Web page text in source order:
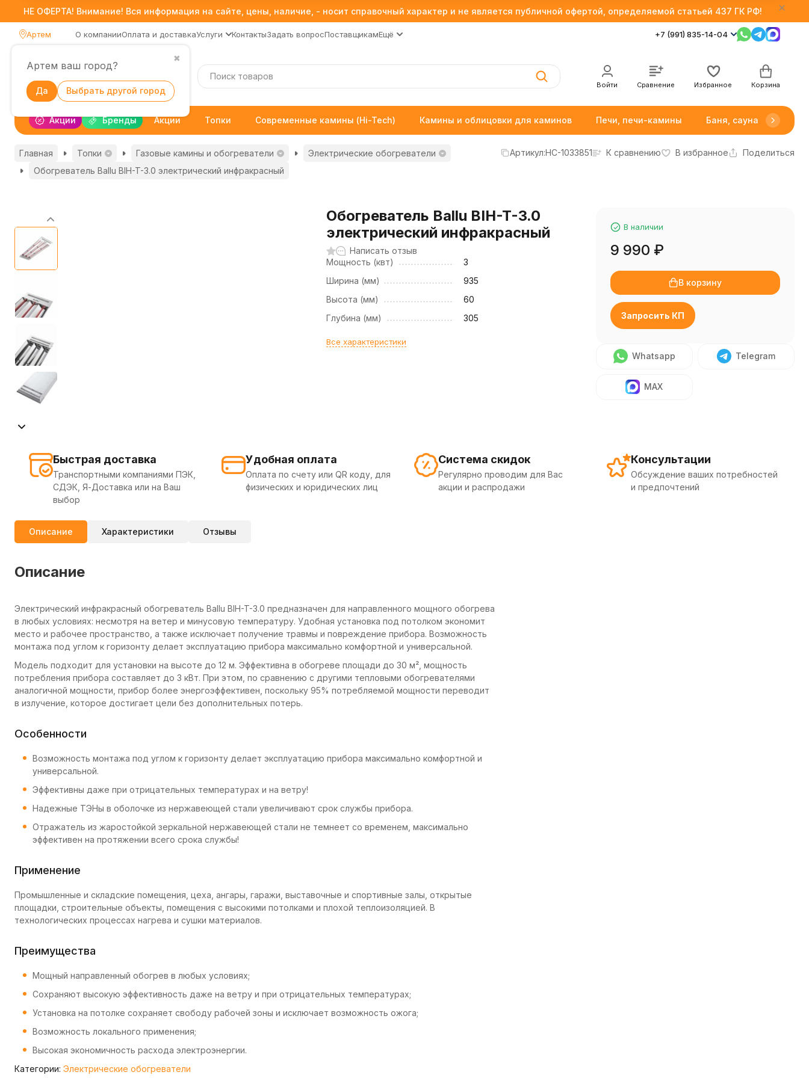
НЕ ОФЕРТА! Внимание! Вся информация на сайте, цены, наличие, - носит справочный характер и не является публичной офертой, определяемой статьей 437 ГК РФ!
Артем
✖
Артем ваш город?
Да Выбрать другой город
О компанииОплата и доставкаУслуги КонтактыЗадать вопросПоставщикамЕщё +7 (991) 835-14-04
Войти Сравнение Избранное Корзина
Акции Бренды Акции Топки Современные камины (Hi-Tech) Камины и облицовки для каминов Печи, печи-камины Баня, сауна
Главная Топки Газовые камины и обогреватели
Электрические обогреватели
Обогреватель Ballu BIH-T-3.0 электрический инфракрасный
Артикул:НС-1033851 К сравнению В избранное Поделиться
Обогреватель Ballu BIH-T-3.0
электрический инфракрасный
Написать отзыв
Мощность (квт)
3
Ширина (мм)
935
Высота (мм)
60
Глубина (мм)
305
Все характеристики
В наличии
9 990 ₽
В корзину
Запросить КП
Whatsapp Telegram
MAX
Быстрая доставка
Транспортными компаниями ПЭК,
СДЭК, Я-Доставка или на Ваш
выбор
Удобная оплата
Оплата по счету или QR коду, для
физических и юридических лиц
Система скидок
Регулярно проводим для Вас
акции и распродажи
Консультации
Обсуждение ваших потребностей
и предпочтений
Описание Характеристики Отзывы
Описание
Электрический инфракрасный обогреватель Ballu BIH-T-3.0 предназначен для направленного мощного обогрева
в любых условиях: несмотря на ветер и минусовую температуру. Удобная установка под потолком экономит
место и рабочее пространство, а также исключает получение травмы и повреждение прибора. Возможность
монтажа под углом к горизонту делает эксплуатацию прибора максимально комфортной и универсальной.
Модель подходит для установки на высоте до 12 м. Эффективна в обогреве площади до 30 м², мощность
потребления прибора составляет до 3 кВт. При этом, по сравнению с другими тепловыми обогревателями
аналогичной мощности, прибор более энергоэффективен, поскольку 95% потребляемой мощности переводит
в излучение, которое достигает цели без дополнительных потерь.
Особенности
Возможность монтажа под углом к горизонту делает эксплуатацию прибора максимально комфортной и
универсальной.
Эффективны даже при отрицательных температурах и на ветру!
Надежные ТЭНы в оболочке из нержавеющей стали увеличивают срок службы прибора.
Отражатель из жаростойкой зеркальной нержавеющей стали не темнеет со временем, максимально
эффективен на протяжении всего срока службы!
Применение
Промышленные и складские помещения, цеха, ангары, гаражи, выставочные и спортивные залы, открытые
площадки, строительные объекты, помещения с высокими потолками и плохой теплоизоляцией. В
технологических процессах нагрева и сушки материалов.
Преимущества
Мощный направленный обогрев в любых условиях;
Сохраняют высокую эффективность даже на ветру и при отрицательных температурах;
Установка на потолке сохраняет свободу рабочей зоны и исключает возможность ожога;
Возможность локального применения;
Высокая экономичность расхода электроэнергии.
Категории: Электрические обогреватели